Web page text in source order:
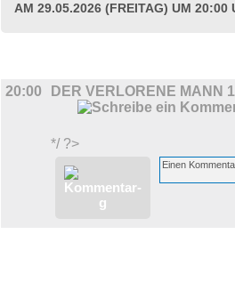
AM 29.05.2026 (FREITAG) UM 20:00
20:00 DER VERLORENE MANN
*/ ?>